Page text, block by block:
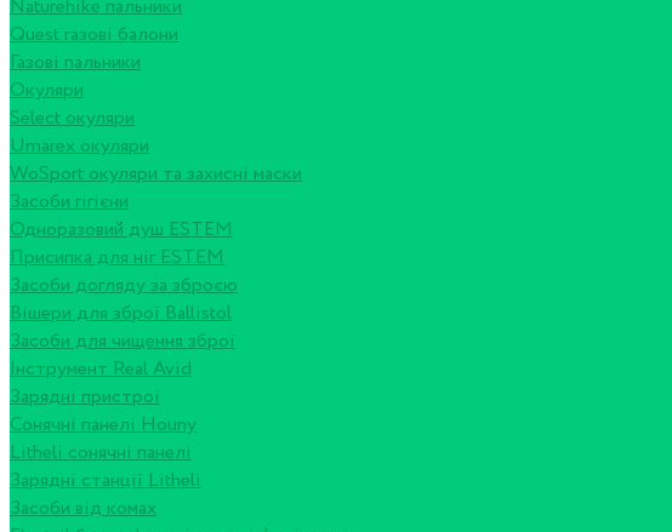
Naturehike пальники
Quest газові балони
Газові пальники
Окуляри
Select окуляри
Umarex окуляри
WoSport окуляри та захисні маски
Засоби гігієни
Одноразовий душ ESTEM
Присипка для ніг ESTEM
Засоби догляду за зброєю
Вішери для зброї Ballistol
Засоби для чищення зброї
Інструмент Real Avid
Зарядні пристрої
Сонячні панелі Houny
Litheli сонячні панелі
Зарядні станції Litheli
Засоби від комах